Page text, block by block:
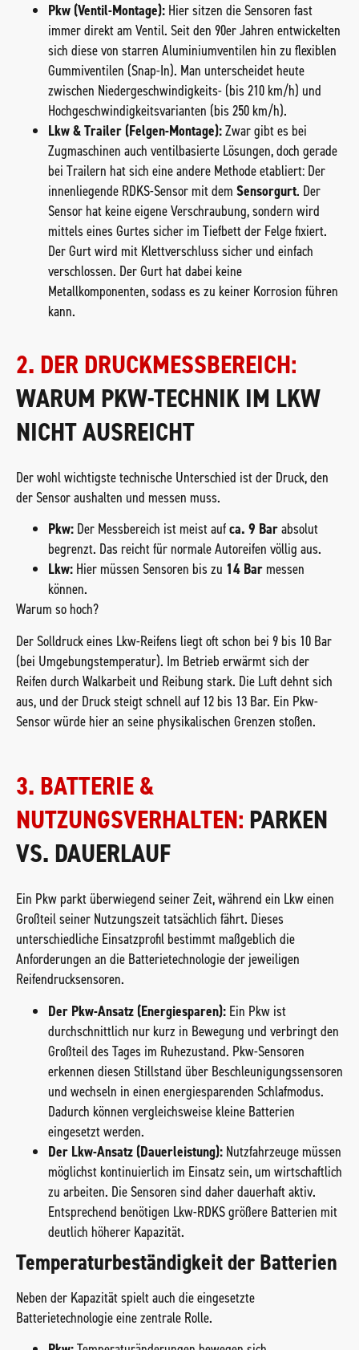
Pkw (Ventil-Montage): Hier sitzen die Sensoren fast
immer direkt am Ventil. Seit den 90er Jahren entwickelten
sich diese von starren Aluminiumventilen hin zu flexiblen
Gummiventilen (Snap-In). Man unterscheidet heute
zwischen Niedergeschwindigkeits- (bis 210 km/h) und
Hochgeschwindigkeitsvarianten (bis 250 km/h).
Lkw & Trailer (Felgen-Montage):Zwar gibt es bei
Zugmaschinen auch ventilbasierte Lösungen, doch gerade
bei Trailern hat sich eine andere Methode etabliert: Der
innenliegende RDKS-Sensor mit dem Sensorgurt. Der
Sensor hat keine eigene Verschraubung, sondern wird
mittels eines Gurtes sicher im Tiefbett der Felge fixiert.
Der Gurt wird mit Klettverschluss sicher und einfach
verschlossen. Der Gurt hat dabei keine
Metallkomponenten, sodass es zu keiner Korrosion führen
kann.
2. DER DRUCKMESSBEREICH:
WARUM PKW-TECHNIK IM LKW
NICHT AUSREICHT
Der wohl wichtigste technische Unterschied ist der Druck, den
der Sensor aushalten und messen muss.
Pkw: Der Messbereich ist meist aufca. 9 Barabsolut
begrenzt. Das reicht für normale Autoreifen völlig aus.
Lkw: Hier müssen Sensoren bis zu 14 Bar messen
können.
Warum so hoch?
Der Solldruck eines Lkw-Reifens liegt oft schon bei 9 bis 10 Bar
(bei Umgebungstemperatur). Im Betrieb erwärmt sich der
Reifen durch Walkarbeit und Reibung stark. Die Luft dehnt sich
aus, und der Druck steigt schnell auf 12 bis 13 Bar. Ein Pkw-
Sensor würde hier an seine physikalischen Grenzen stoßen.
3. BATTERIE &
NUTZUNGSVERHALTEN: PARKEN
VS. DAUERLAUF
Ein Pkw parkt überwiegend seiner Zeit, während ein Lkw einen
Großteil seiner Nutzungszeit tatsächlich fährt. Dieses
unterschiedliche Einsatzprofil bestimmt maßgeblich die
Anforderungen an die Batterietechnologie der jeweiligen
Reifendrucksensoren.
Der Pkw-Ansatz (Energiesparen): Ein Pkw ist
durchschnittlich nur kurz in Bewegung und verbringt den
Großteil des Tages im Ruhezustand. Pkw-Sensoren
erkennen diesen Stillstand über Beschleunigungssensoren
und wechseln in einen energiesparenden Schlafmodus.
Dadurch können vergleichsweise kleine Batterien
eingesetzt werden.
Der Lkw-Ansatz (Dauerleistung): Nutzfahrzeuge müssen
möglichst kontinuierlich im Einsatz sein, um wirtschaftlich
zu arbeiten. Die Sensoren sind daher dauerhaft aktiv.
Entsprechend benötigen Lkw-RDKS größere Batterien mit
deutlich höherer Kapazität.
Temperaturbeständigkeit der Batterien
Neben der Kapazität spielt auch die eingesetzte
Batterietechnologie eine zentrale Rolle.